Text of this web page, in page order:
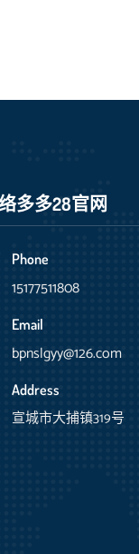
多多28官网
Phone
15177511808
Email
bpnslgyy@126.com
Address
宣城市大捕镇319号